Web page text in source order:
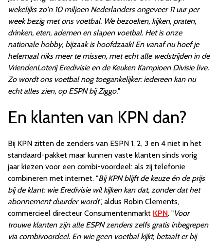
wekelijks zo'n 10 miljoen Nederlanders ongeveer 11 uur per
week bezig met ons voetbal. We bezoeken, kijken, praten,
drinken, eten, ademen en slapen voetbal. Het is onze
nationale hobby, bijzaak is hoofdzaak! En vanaf nu hoef je
helemaal niks meer te missen, met echt alle wedstrijden in de
VriendenLoterij Eredivisie en de Keuken Kampioen Divisie live.
Zo wordt ons voetbal nog toegankelijker: iedereen kan nu
echt alles zien, op ESPN bij Ziggo."
En klanten van KPN dan?
Bij KPN zitten de zenders van ESPN 1, 2, 3 en 4 niet in het
standaard-pakket maar kunnen vaste klanten sinds vorig
jaar kiezen voor een combi-voordeel: als zij telefonie
combineren met internet. "Bij KPN blijft de keuze én de prijs
bij de klant: wie Eredivisie wil kijken kan dat, zonder dat het
abonnement duurder wordt", aldus Robin Clements,
commercieel directeur Consumentenmarkt KPN. "Voor
trouwe klanten zijn alle ESPN zenders zelfs gratis inbegrepen
via combivoordeel. En wie geen voetbal kijkt, betaalt er bij